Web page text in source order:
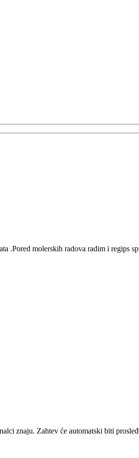
.Pored molerskih radova radim i regips
znaju. Zahtev će automatski biti